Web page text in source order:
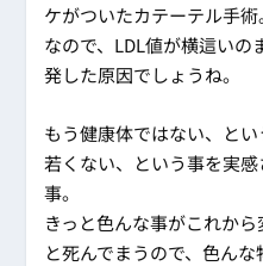
ケがついたカテーテル手術
なので、LDL値が横這い
発した原因でしょうね。
もう健康体ではない、と
若くない、という事を実
事。
きっと色んな事がこれか
と死んでまうので、色ん